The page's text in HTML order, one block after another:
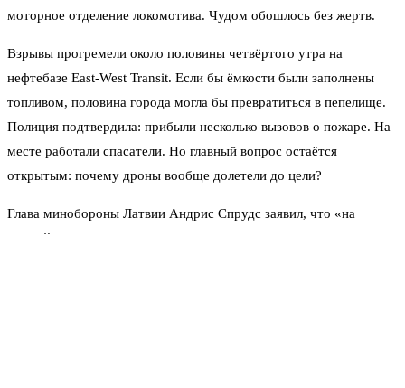
моторное отделение локомотива. Чудом обошлось без жертв.
Взрывы прогремели около половины четвёртого утра на
нефтебазе East-West Transit. Если бы ёмкости были заполнены
топливом, половина города могла бы превратиться в пепелище.
Полиция подтвердила: прибыли несколько вызовов о пожаре. На
месте работали спасатели. Но главный вопрос остаётся
открытым: почему дроны вообще долетели до цели?
Глава минобороны Латвии Андрис Спрудс заявил, что «на
первый взгляд есть вероятность, что это украинские дроны».